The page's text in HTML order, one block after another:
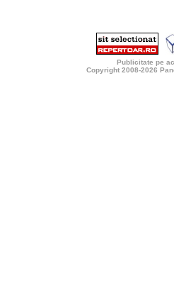
Publicitate pe
Copyright 2008-2026